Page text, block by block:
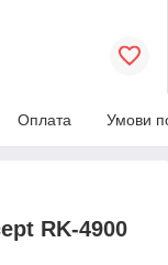
Оплата Умови
RK-4900